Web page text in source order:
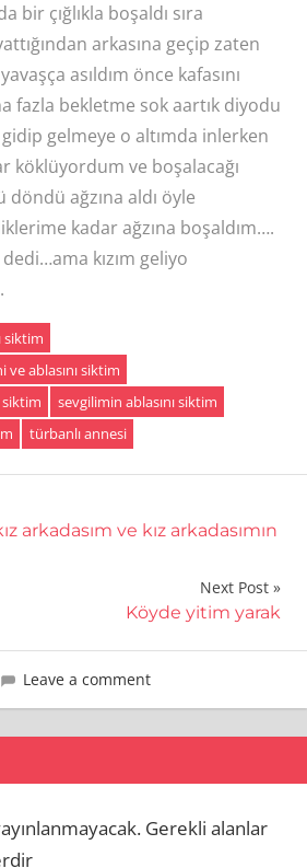
bir çığlıkla boşaldı sıra
arkasına geçip zaten
asıldım önce kafasını
fazla bekletme sok aartık diyodu
gelmeye o altımda inlerken
köklüyordum ve boşalacağı
ağzına aldı öyle
kadar ağzına boşaldım….
kızım geliyo
siktim
ve ablasını siktim
siktim
sevgilimin ablasını siktim
türbanlı annesi
arkadasım ve kız arkadasımın
Next Post
Köyde yitim yarak
Leave a comment
Gerekli alanlar